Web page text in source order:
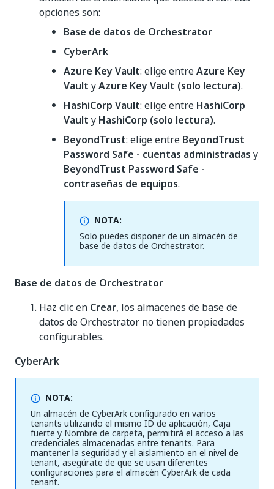
opciones son:
Base de datos de Orchestrator
CyberArk
Azure Key Vault: elige entreAzure Key
Vault yAzure Key Vault (solo lectura).
HashiCorp Vault: elige entre HashiCorp
Vault y HashiCorp (solo lectura).
BeyondTrust: elige entre BeyondTrust
Password Safe - cuentas administradas y
BeyondTrust Password Safe -
contraseñas de equipos.
NOTA:
Solo puedes disponer de un almacén de
base de datos de Orchestrator.
Base de datos de Orchestrator
Haz clic en Crear, los almacenes de base de
datos de Orchestrator no tienen propiedades
configurables.
CyberArk
NOTA:
Un almacén de CyberArk configurado en varios
tenants utilizando el mismo ID de aplicación, Caja
fuerte y Nombre de carpeta, permitirá el acceso a las
credenciales almacenadas entre tenants. Para
mantener la seguridad y el aislamiento en el nivel de
tenant, asegúrate de que se usan diferentes
configuraciones para el almacén CyberArk de cada
tenant.